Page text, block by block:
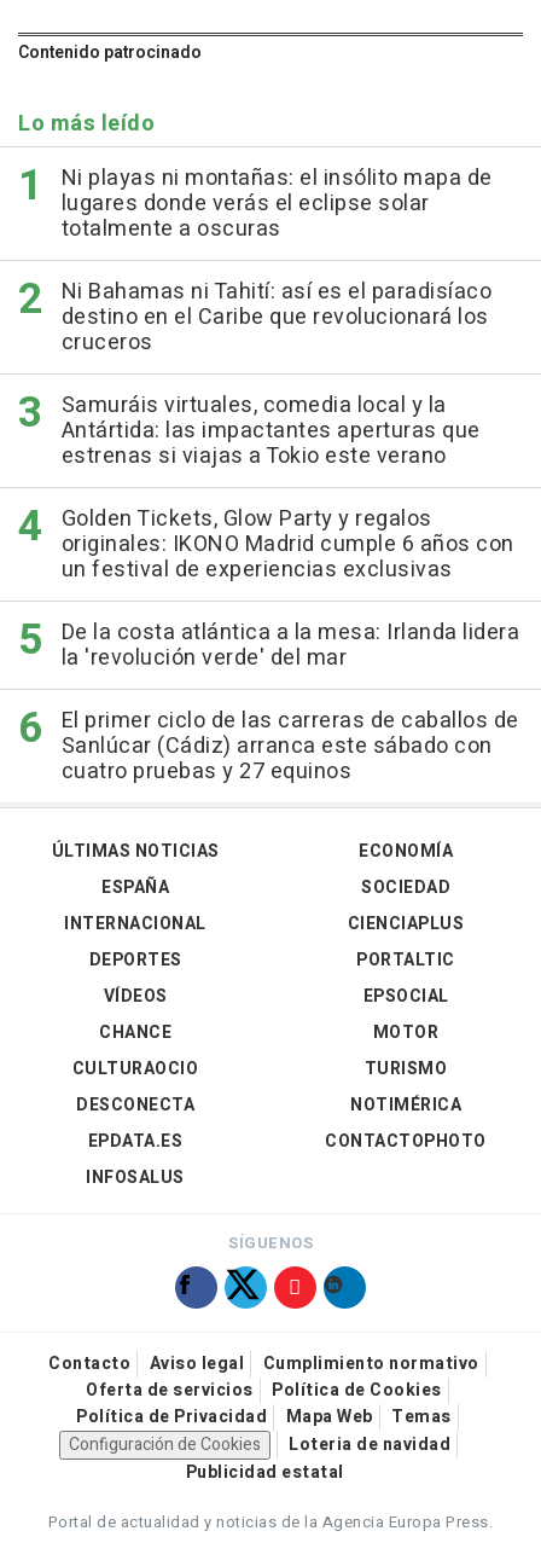
Contenido patrocinado
Lo más leído
Ni playas ni montañas: el insólito mapa de
lugares donde verás el eclipse solar
totalmente a oscuras
Ni Bahamas ni Tahití: así es el paradisíaco
destino en el Caribe que revolucionará los
cruceros
Samuráis virtuales, comedia local y la
Antártida: las impactantes aperturas que
estrenas si viajas a Tokio este verano
Golden Tickets, Glow Party y regalos
originales: IKONO Madrid cumple 6 años con
un festival de experiencias exclusivas
De la costa atlántica a la mesa: Irlanda lidera
la 'revolución verde' del mar
El primer ciclo de las carreras de caballos de
Sanlúcar (Cádiz) arranca este sábado con
cuatro pruebas y 27 equinos
ÚLTIMAS NOTICIAS
ESPAÑA
INTERNACIONAL
DEPORTES
VÍDEOS
ECONOMÍA
SOCIEDAD
CIENCIAPLUS
PORTALTIC
EPSOCIAL
CHANCE
CULTURAOCIO
DESCONECTA
EPDATA.ES
INFOSALUS
MOTOR
TURISMO
NOTIMÉRICA
CONTACTOPHOTO
SÍGUENOS
Contacto Aviso legal
Cumplimiento normativo
Oferta de servicios
Política de Cookies
Política de Privacidad
Mapa Web
Temas
Configuración de Cookies
Loteria de navidad
Publicidad estatal
Portal de actualidad y noticias de la Agencia Europa Press.